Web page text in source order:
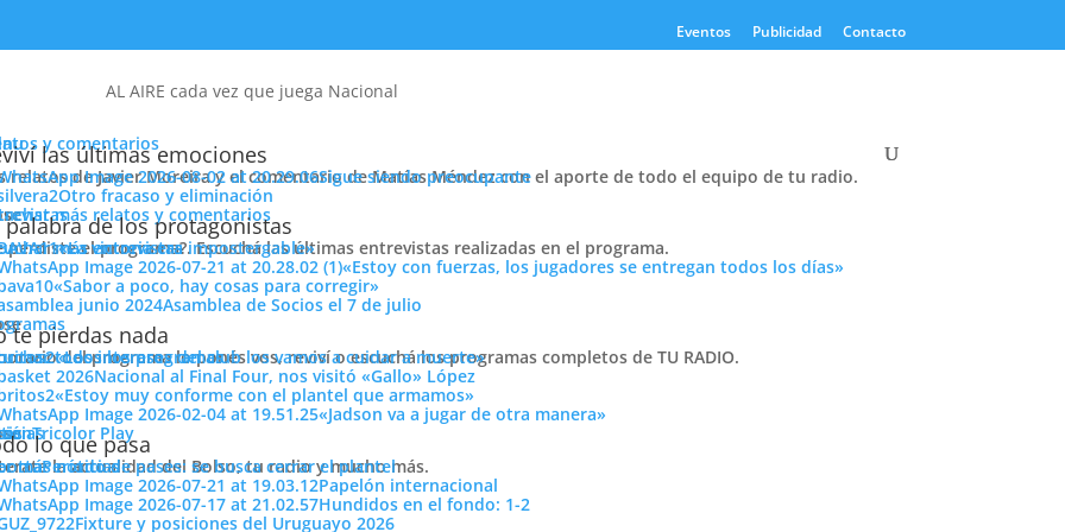
Eventos Publicidad Contacto
AL AIRE cada vez que juega Nacional
y comentarios
las últimas emociones
relatos de Javier Moreira y el comentario de Matías Méndez con el aporte de todo el equipo de tu radio.
Sigue siendo preocupante
Otro fracaso y eliminación
más relatos y comentarios
palabra de los protagonistas
perdiste el programa?. Escuchá las últimas entrevistas realizadas en el programa.
más entrevistas
«La victoria era impostergable»
«Estoy con fuerzas, los jugadores se entregan todos los días»
«Sabor a poco, hay cosas para corregir»
Asamblea de Socios el 7 de julio
te pierdas nada
del programa lo ponés vos, reviví o escuchá los programas completos de TU RADIO.
todos los programas
«Los intereses del club los vamos a cuidar a muerte»
Nacional al Final Four, nos visitó «Gallo» López
«Estoy muy conforme con el plantel que armamos»
«Jadson va a jugar de otra manera»
Play
lo que pasa
la actualidad del Bolso, tu radio y mucho más.
más noticias
Período de pases: se busca cerrar el plantel
Papelón internacional
Hundidos en el fondo: 1-2
Fixture y posiciones del Uruguayo 2026